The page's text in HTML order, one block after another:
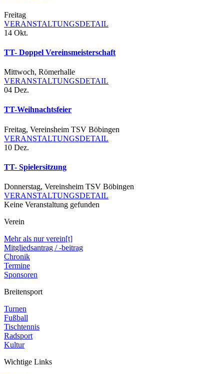
Freitag
VERANSTALTUNGSDETAIL
14 Okt.
TT- Doppel Vereinsmeisterschaft
Mittwoch, Römerhalle
VERANSTALTUNGSDETAIL
04 Dez.
TT-Weihnachtsfeier
Freitag, Vereinsheim TSV Böbingen
VERANSTALTUNGSDETAIL
10 Dez.
TT- Spielersitzung
Donnerstag, Vereinsheim TSV Böbingen
VERANSTALTUNGSDETAIL
Keine Veranstaltung gefunden
Verein
Mehr als nur verein[t]
Mitgliedsantrag / -beitrag
Chronik
Termine
Sponsoren
Breitensport
Turnen
Fußball
Tischtennis
Radsport
Kultur
Wichtige Links